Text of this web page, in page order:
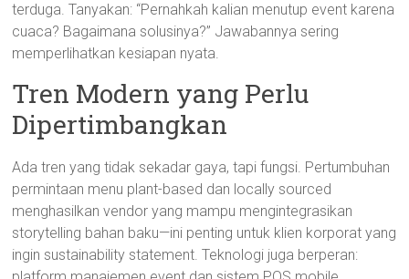
terduga. Tanyakan: “Pernahkah kalian menutup event karena
cuaca? Bagaimana solusinya?” Jawabannya sering
memperlihatkan kesiapan nyata.
Tren Modern yang Perlu
Dipertimbangkan
Ada tren yang tidak sekadar gaya, tapi fungsi. Pertumbuhan
permintaan menu plant-based dan locally sourced
menghasilkan vendor yang mampu mengintegrasikan
storytelling bahan baku—ini penting untuk klien korporat yang
ingin sustainability statement. Teknologi juga berperan: